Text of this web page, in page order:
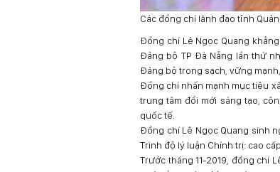
Các đồng chí lãnh đạo tỉnh
Đồng chí Lê Ngọc Quang
Đảng bộ TP Đà Nẵng lần thứ
Đảng bộ trong sạch, vững
Đồng chí nhấn mạnh mục tiêu
trung tâm đổi mới sáng tạo,
quốc tế.
Đồng chí Lê Ngọc Quang sinh
Trình độ lý luận Chính trị: cao
Trước tháng 11-2019, đồng chí